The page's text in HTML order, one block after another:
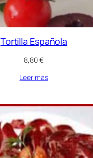
Tortilla Española
8,80€
Leer más